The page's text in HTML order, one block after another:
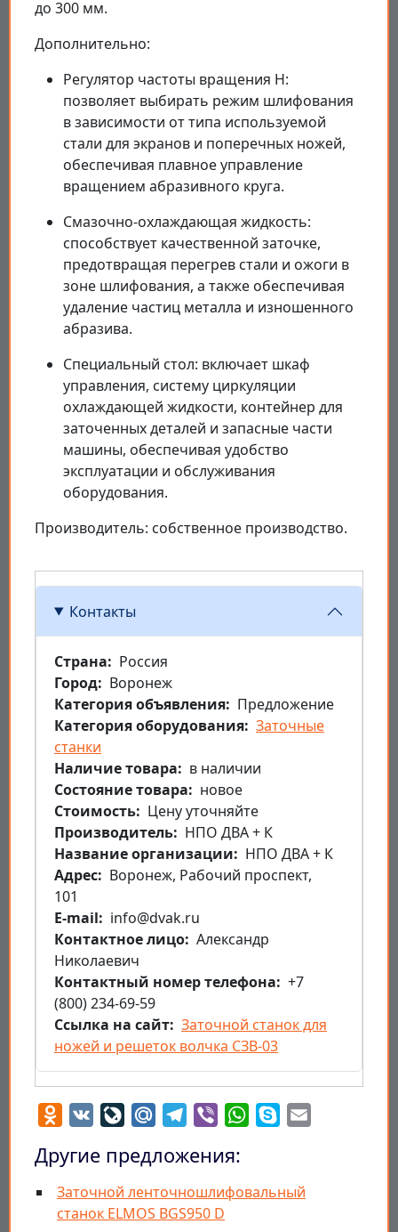
до 300 мм.
Дополнительно:
Регулятор частоты вращения H:
позволяет выбирать режим шлифования
в зависимости от типа используемой
стали для экранов и поперечных ножей,
обеспечивая плавное управление
вращением абразивного круга.
Смазочно-охлаждающая жидкость:
способствует качественной заточке,
предотвращая перегрев стали и ожоги в
зоне шлифования, а также обеспечивая
удаление частиц металла и изношенного
абразива.
Специальный стол: включает шкаф
управления, систему циркуляции
охлаждающей жидкости, контейнер для
заточенных деталей и запасные части
машины, обеспечивая удобство
эксплуатации и обслуживания
оборудования.
Производитель: собственное производство.
Контакты
Страна
Россия
Город
Воронеж
Категория объявления
Предложение
Категория оборудования Заточные
станки
Наличие товара
в наличии
Состояние товара
новое
Стоимость
Цену уточняйте
Производитель
НПО ДВА + К
Название организации
НПО ДВА + К
Aдрес
Воронеж, Рабочий проспект,
101
E-mail
info@dvak.ru
Контактное лицо Александр
Николаевич
Контактный номер телефона
+7
(800) 234-69-59
Ссылка на сайт Заточной станок для
ножей и решеток волчка СЗВ-03
Odnoklassniki
VK LiveJournal
Mail.RuTelegram
Viber WhatsApp
Skype
Другие предложения:
Заточной ленточношлифовальный
станок ELMOS BGS950 D